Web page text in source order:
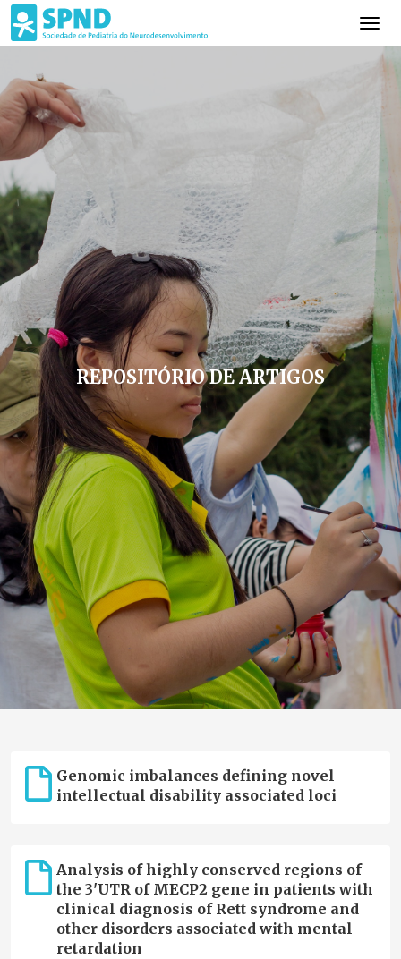
REPOSITÓRIO DE ARTIGOS
Genomic imbalances defining novel
intellectual disability associated loci
Analysis of highly conserved regions of
the 3'UTR of MECP2 gene in patients with
clinical diagnosis of Rett syndrome and
other disorders associated with mental
retardation